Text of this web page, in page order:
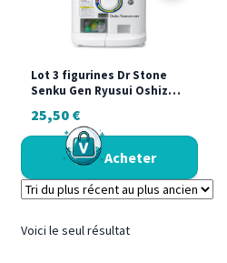
Lot 3 figurines Dr Stone
Senku Gen Ryusui Oshizun
25,50 €
Acheter
Voici le seul résultat